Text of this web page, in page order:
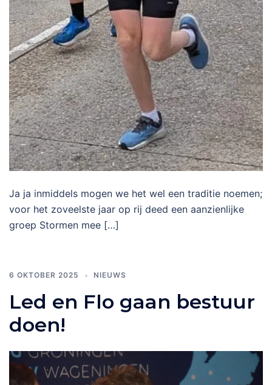
Ja ja inmiddels mogen we het wel een traditie noemen;
voor het zoveelste jaar op rij deed een aanzienlijke
groep Stormen mee […]
6 OKTOBER 2025 NIEUWS
Led en Flo gaan bestuur
doen!